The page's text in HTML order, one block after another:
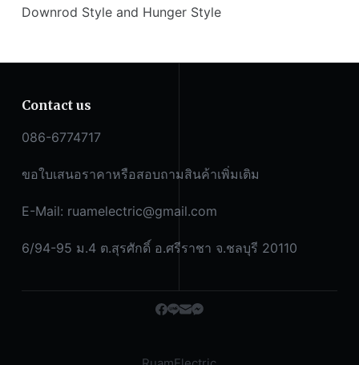
Downrod Style and Hunger Style
Contact us
086-6774717
ขอใบเสนอราคาหรือสอบถามสินค้าเพิ่มเติม
E-Mail: ruamelectric@gmail.com
6/94-95 ม.4 ต.สุรศักดิ์ อ.ศรีราชา จ.ชลบุรี 20110